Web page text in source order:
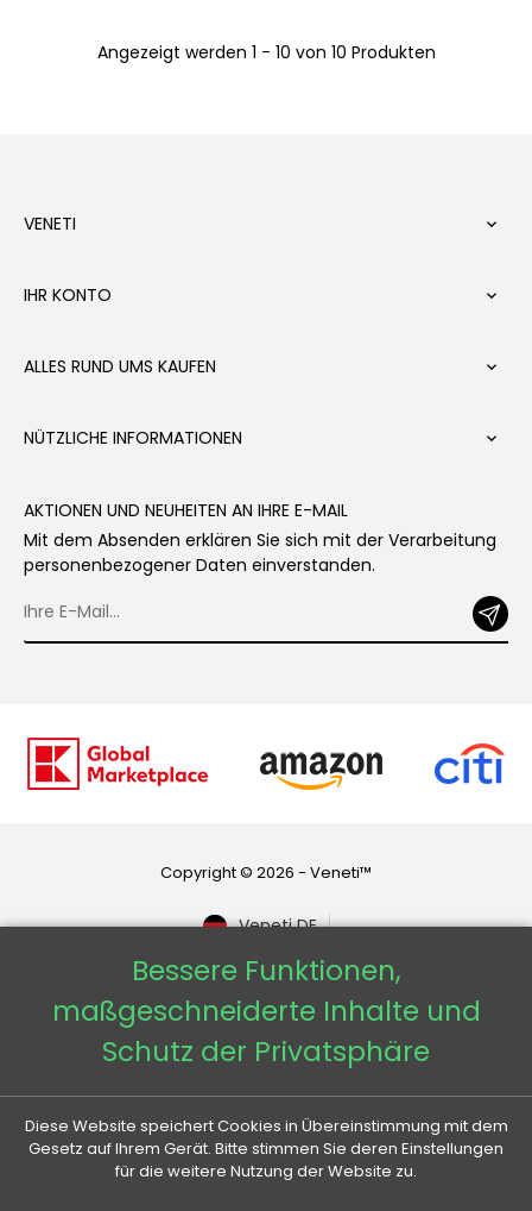
Angezeigt werden 1 - 10 von 10 Produkten
VENETI 
IHR KONTO 
ALLES RUND UMS KAUFEN 
NÜTZLICHE INFORMATIONEN 
AKTIONEN UND NEUHEITEN AN IHRE E-MAIL
Mit dem Absenden erklären Sie sich mit der Verarbeitung
personenbezogener Daten einverstanden.
Copyright © 2026 - Veneti™
Veneti DE
Veneti CZ
Veneti SK
Bessere Funktionen,
maßgeschneiderte Inhalte und
Schutz der Privatsphäre
Diese Website speichert Cookies in Übereinstimmung mit dem
Gesetz auf Ihrem Gerät. Bitte stimmen Sie deren Einstellungen
für die weitere Nutzung der Website zu.